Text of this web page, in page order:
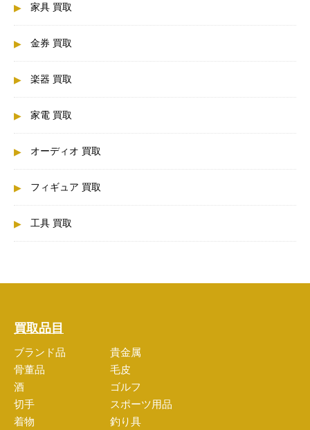
家具 買取
金券 買取
楽器 買取
家電 買取
オーディオ 買取
フィギュア 買取
工具 買取
買取品目
ブランド品
貴金属
骨董品
毛皮
酒
ゴルフ
切手
スポーツ用品
着物
釣り具